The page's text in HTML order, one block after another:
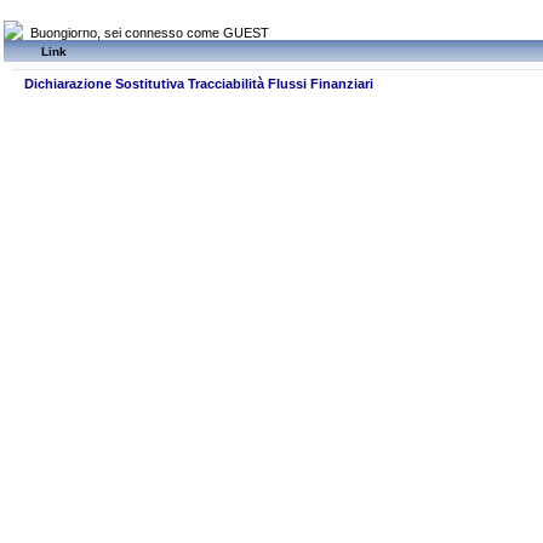
Buongiorno, sei connesso come GUEST
Link
Dichiarazione Sostitutiva Tracciabilità Flussi Finanziari